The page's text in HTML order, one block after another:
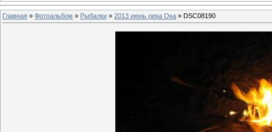
Главная » Фотоальбом » Рыбалки » 2013 июнь река Ока » DSC08190